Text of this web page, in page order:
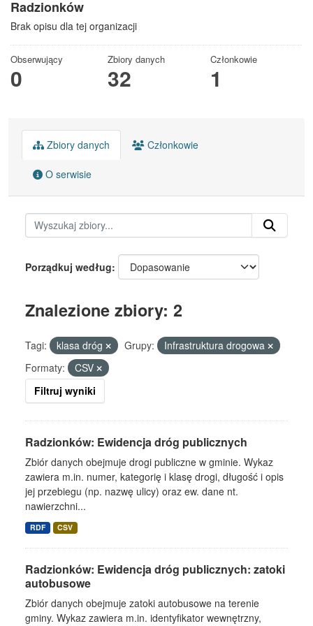
Radzionków
Brak opisu dla tej organizacji
Obserwujący
0
Zbiory danych
32
Członkowie
1
Zbiory danych Członkowie
O serwisie
Porządkuj według
Znalezione zbiory: 2
Tagi: klasa dróg Grupy:
Infrastruktura drogowa
Formaty:
CSV
Filtruj wyniki
Radzionków: Ewidencja dróg publicznych
Zbiór danych obejmuje drogi publiczne w gminie. Wykaz
zawiera m.in. numer, kategorię i klasę drogi, długość i opis
jej przebiegu (np. nazwę ulicy) oraz ew. dane nt.
nawierzchni...
RDF CSV
Radzionków: Ewidencja dróg publicznych: zatoki
autobusowe
Zbiór danych obejmuje zatoki autobusowe na terenie
gminy. Wykaz zawiera m.in. identyfikator wewnętrzny,